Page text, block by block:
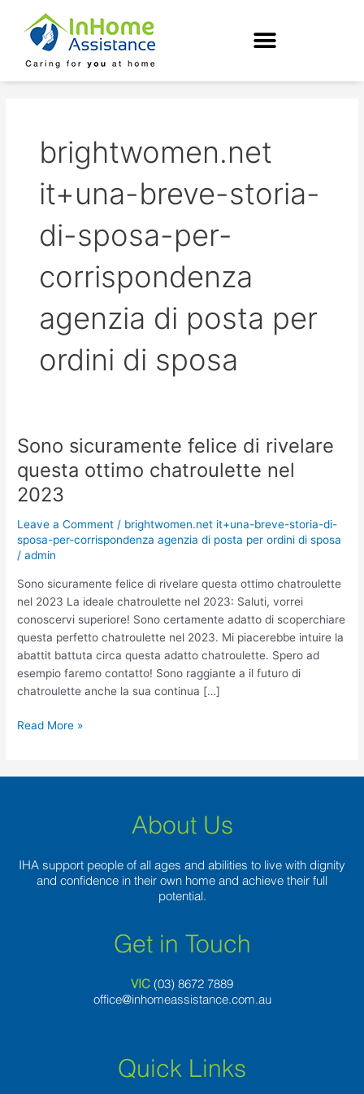
content
brightwomen.net
it+una-breve-storia-
di-sposa-per-
corrispondenza
agenzia di posta per
ordini di sposa
Sono sicuramente felice di rivelare
questa ottimo chatroulette nel
2023
Leave a Comment / brightwomen.net it+una-breve-storia-di-
sposa-per-corrispondenza agenzia di posta per ordini di sposa
/admin
Sono sicuramente felice di rivelare questa ottimo chatroulette
nel 2023 La ideale chatroulette nel 2023: Saluti, vorrei
conoscervi superiore! Sono certamente adatto di scoperchiare
questa perfetto chatroulette nel 2023. Mi piacerebbe intuire la
abattit battuta circa questa adatto chatroulette. Spero ad
esempio faremo contatto! Sono raggiante a il futuro di
chatroulette anche la sua continua […]
Sono
felice
di
questa
ottimo
nel
2023
Read More »
About Us
IHA support people of all ages and abilities to live with dignity
and confidence in their own home and achieve their full
potential.
Get in Touch
VIC (03) 8672 7889
office@inhomeassistance.com.au
Quick Links